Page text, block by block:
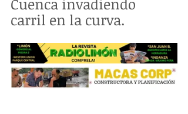
carril en la curva.